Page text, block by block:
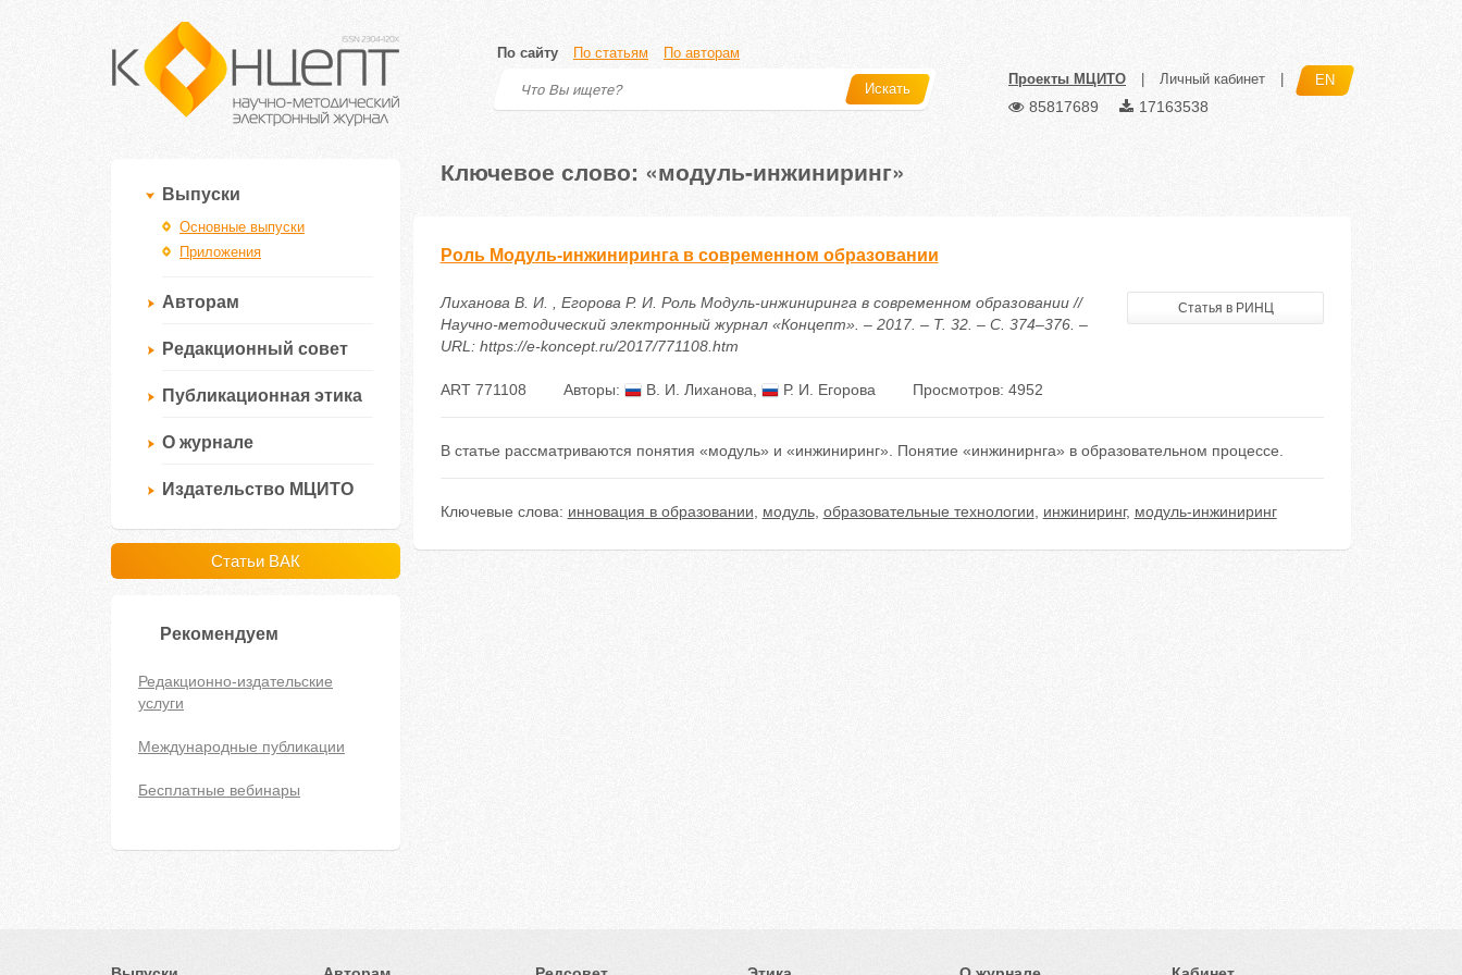
По сайту По статьям По авторам
Искать
Проекты МЦИТО Личный кабинет EN
85817689 17163538
Выпуски
Основные выпуски
Приложения
Авторам
Редакционный совет
Публикационная этика
О журнале
Издательство МЦИТО
Статьи ВАК
Рекомендуем
Редакционно-издательские
услуги
Международные публикации
Бесплатные вебинары
Ключевое слово: «модуль-инжиниринг»
Роль Модуль-инжиниринга в современном образовании
Лиханова В. И. , Егорова Р. И. Роль Модуль-инжиниринга в современном образовании //
Научно-методический электронный журнал «Концепт». – 2017. – Т. 32. – С. 374–376. –
URL: https://e-koncept.ru/2017/771108.htm
Статья в РИНЦ
ART 771108 Авторы: В. И. Лиханова Р. И. Егорова Просмотров: 4952
В статье рассматриваются понятия «модуль» и «инжиниринг». Понятие «инжинирнга» в образовательном процессе.
Ключевые слова: инновация в образовании модуль, образовательные технологии инжиниринг, модуль-инжиниринг